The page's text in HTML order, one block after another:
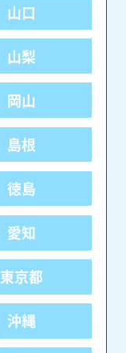
山口
山梨
岡山
島根
徳島
愛知
東京都
沖縄